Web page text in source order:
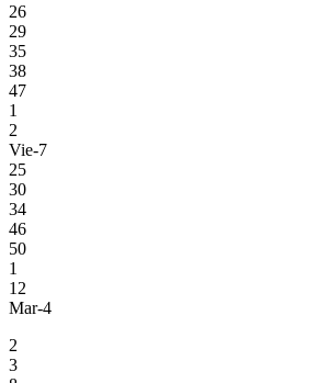
26
29
35
38
47
1
2
Vie-7
25
30
34
46
50
1
12
Mar-4
2
3